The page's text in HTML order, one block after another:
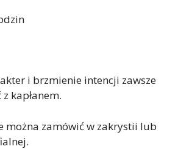
i brzmienie intencji zawsze
kapłanem.
można zamówić w zakrystii lub